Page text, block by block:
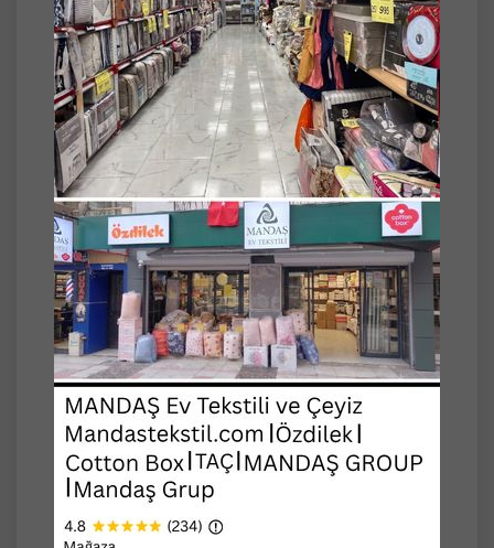
ÜRÜNLERİNDENDİR.
-EVİNİZİN YENİ YÜZÜ, İyi Günlerde
Kullanmanız DİLEKLERİMİZLE.
-LÜKS KADİFE KOLTUK ÖRTÜLERİYLE
ODANIZIN HAVASI DEĞİŞECEK.
-GENEL BİLGİ: AÇIK RENKLİ KOLTUKLAR
İÇİN KOYU RENKLER (BORDO, ANTRASİT
VB.) ÖNERİLMEMEKTEDİR.
-Hoş bir tasarımla koltuğu sararak koltuğun
orijinal şeklini korur.
-En ve boydan esnek olmasıyla birçok
modele rahatlıkla uyar.
-Yan ve arka kenarlardan koltuğu sardığı için
ve aparatlar sayesinde çıkma ve kayma